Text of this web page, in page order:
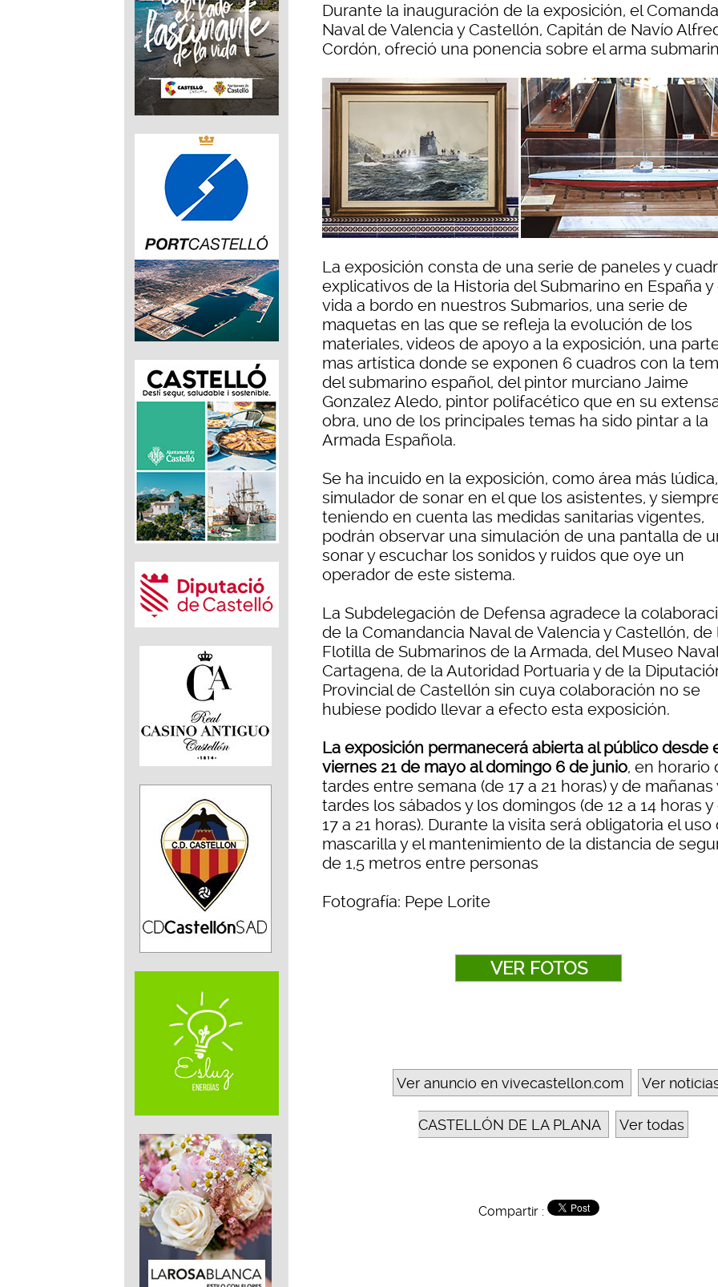
Durante la inauguración de la exposición, el
Naval de Valencia y Castellón, Capitán de Navío
Cordón, ofreció una ponencia sobre el arma
La exposición consta de una serie de paneles y
explicativos de la Historia del Submarino en España y
vida a bordo en nuestros Submarios, una serie de
maquetas en las que se refleja la evolución de los
materiales, videos de apoyo a la exposición, una
mas artística donde se exponen 6 cuadros con la
del submarino español, del pintor murciano Jaime
Gonzalez Aledo, pintor polifacético que en su
obra, uno de los principales temas ha sido pintar a la
Armada Española.
Se ha incuido en la exposición, como área más
simulador de sonar en el que los asistentes, y
teniendo en cuenta las medidas sanitarias vigentes,
podrán observar una simulación de una pantalla de
sonar y escuchar los sonidos y ruidos que oye un
operador de este sistema.
La Subdelegación de Defensa agradece la
de la Comandancia Naval de Valencia y Castellón, de
Flotilla de Submarinos de la Armada, del Museo
Cartagena, de la Autoridad Portuaria y de la
Provincial de Castellón sin cuya colaboración no se
hubiese podido llevar a efecto esta exposición.
La exposición permanecerá abierta al público desde
viernes 21 de mayo al domingo 6 de junio, en horario
tardes entre semana (de 17 a 21 horas) y de mañanas
tardes los sábados y los domingos (de 12 a 14 horas y
17 a 21 horas). Durante la visita será obligatoria el uso
mascarilla y el mantenimiento de la distancia de
de 1,5 metros entre personas
Fotografía: Pepe Lorite
VER FOTOS
Ver anuncio en vivecastellon.com Ver
CASTELLÓN DE LA PLANA Ver todas
Compartir :